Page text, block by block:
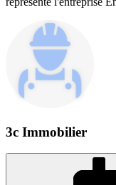
3c Immobilier